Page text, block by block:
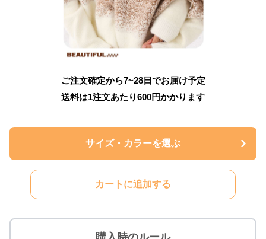
ご注文確定から7~28日でお届け予定
送料は1注文あたり600円かかります
サイズ・カラーを選ぶ
カートに追加する